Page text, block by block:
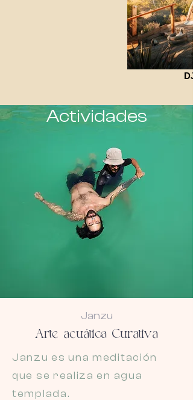
Janzu
Arte acuática Curativa
Janzu es una meditación
que se realiza en agua
templada.
Actividades